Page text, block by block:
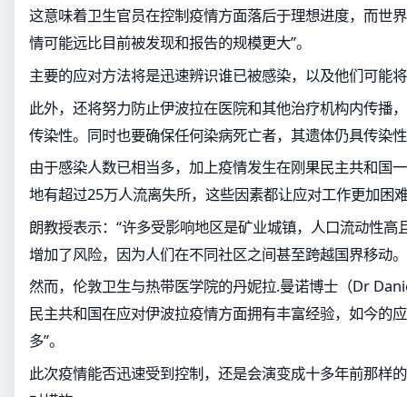
这意味着卫生官员在控制疫情方面落后于理想进度，而世
情可能远比目前被发现和报告的规模更大”。
主要的应对方法将是迅速辨识谁已被感染，以及他们可能
此外，还将努力防止伊波拉在医院和其他治疗机构内传播
传染性。同时也要确保任何染病死亡者，其遗体仍具传染
由于感染人数已相当多，加上疫情发生在刚果民主共和国
地有超过25万人流离失所，这些因素都让应对工作更加困
朗教授表示：“许多受影响地区是矿业城镇，人口流动性高
增加了风险，因为人们在不同社区之间甚至跨越国界移动
然而，伦敦卫生与热带医学院的丹妮拉.曼诺博士（Dr
民主共和国在应对伊波拉疫情方面拥有丰富经验，如今的
多”。
此次疫情能否迅速受到控制，还是会演变成十多年前那样